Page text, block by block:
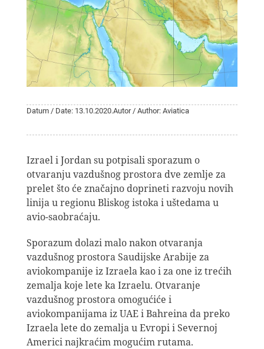
Datum / Date: 13.10.2020.Autor / Author: Aviatica
Izrael i Jordan su potpisali sporazum o
otvaranju vazdušnog prostora dve zemlje za
prelet što će značajno doprineti razvoju novih
linija u regionu Bliskog istoka i uštedama u
avio-saobraćaju.
Sporazum dolazi malo nakon otvaranja
vazdušnog prostora Saudijske Arabije za
aviokompanije iz Izraela kao i za one iz trećih
zemalja koje lete ka Izraelu. Otvaranje
vazdušnog prostora omogućiće i
aviokompanijama iz UAE i Bahreina da preko
Izraela lete do zemalja u Evropi i Severnoj
Americi najkraćim mogućim rutama.